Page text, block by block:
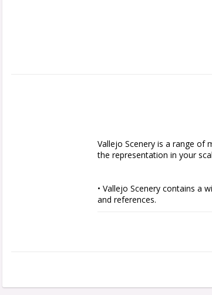
Vallejo Scenery is a range of
the representation in your
• Vallejo Scenery contains a
and references.